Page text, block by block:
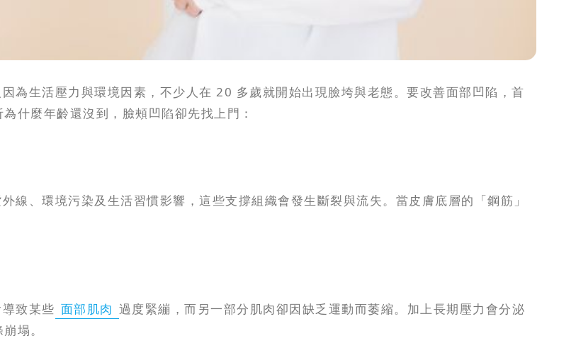
為生活壓力與環境因素，不少人在 20 多歲就開始出現臉垮與老態。要改善面部凹陷，首
什麼年齡還沒到，臉頰凹陷卻先找上門：
線、環境污染及生活習慣影響，這些支撐組織會發生斷裂與流失。當皮膚底層的「鋼筋」
導致某些 面部肌肉 過度緊繃，而另一部分肌肉卻因缺乏運動而萎縮。加上長期壓力會分泌
塌。